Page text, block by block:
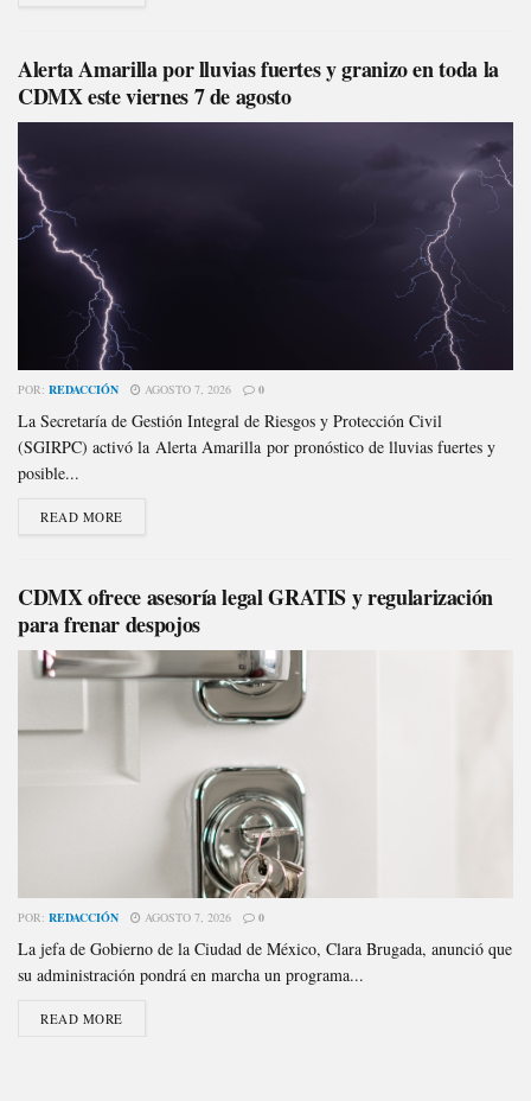
Alerta Amarilla por lluvias fuertes y granizo en toda la
CDMX este viernes 7 de agosto
POR: REDACCIÓN AGOSTO 7, 2026 0
La Secretaría de Gestión Integral de Riesgos y Protección Civil
(SGIRPC) activó la Alerta Amarilla por pronóstico de lluvias fuertes y
posible...
READ MORE
CDMX ofrece asesoría legal GRATIS y regularización
para frenar despojos
POR: REDACCIÓN AGOSTO 7, 2026 0
La jefa de Gobierno de la Ciudad de México, Clara Brugada, anunció que
su administración pondrá en marcha un programa...
READ MORE